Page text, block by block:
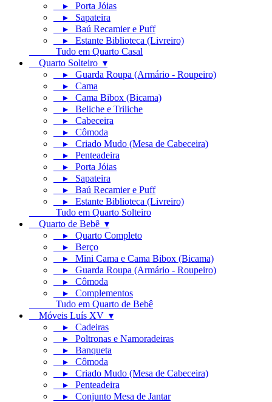
▸ Porta Jóias
▸ Sapateira
▸ Baú Recamier e Puff
▸ Estante Biblioteca (Livreiro)
Tudo em Quarto Casal
Quarto Solteiro ▾
▸ Guarda Roupa (Armário - Roupeiro)
▸ Cama
▸ Cama Bibox (Bicama)
▸ Beliche e Triliche
▸ Cabeceira
▸ Cômoda
▸ Criado Mudo (Mesa de Cabeceira)
▸ Penteadeira
▸ Porta Jóias
▸ Sapateira
▸ Baú Recamier e Puff
▸ Estante Biblioteca (Livreiro)
Tudo em Quarto Solteiro
Quarto de Bebê ▾
▸ Quarto Completo
▸ Berço
▸ Mini Cama e Cama Bibox (Bicama)
▸ Guarda Roupa (Armário - Roupeiro)
▸ Cômoda
▸ Complementos
Tudo em Quarto de Bebê
Móveis Luís XV ▾
▸ Cadeiras
▸ Poltronas e Namoradeiras
▸ Banqueta
▸ Cômoda
▸ Criado Mudo (Mesa de Cabeceira)
▸ Penteadeira
▸ Conjunto Mesa de Jantar